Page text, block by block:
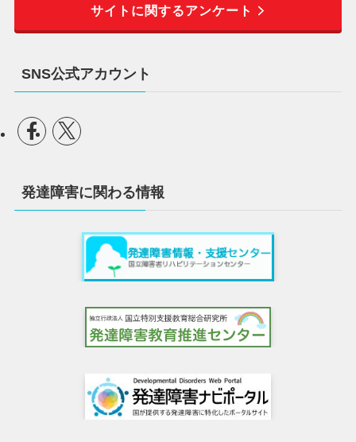
サイトに関するアンケート
SNS公式アカウント
発達障害に関わる情報